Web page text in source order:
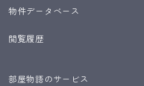
物件データベース
閲覧履歴
部屋物語のサービス